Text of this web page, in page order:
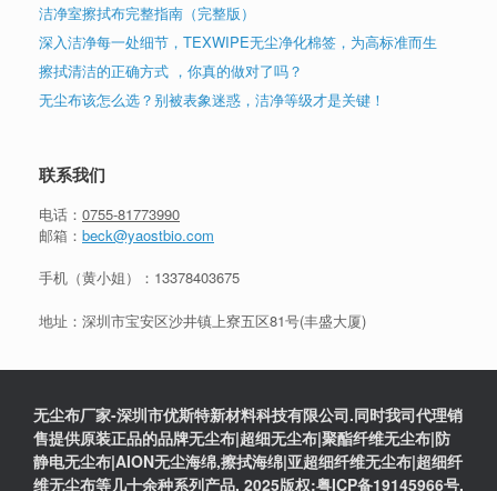
洁净室擦拭布完整指南（完整版）
深入洁净每一处细节，TEXWIPE无尘净化棉签，为高标准而生
擦拭清洁的正确方式 ，你真的做对了吗？
无尘布该怎么选？别被表象迷惑，洁净等级才是关键！
联系我们
电话： 0755-81773990
邮箱： beck@yaostbio.com
手机（黄小姐）： 13378403675
地址：深圳市宝安区沙井镇上寮五区81号(丰盛大厦)
无尘布厂家-深圳市优斯特新材料科技有限公司.同时我司代理销
售提供原装正品的品牌无尘布|超细无尘布|聚酯纤维无尘布|防
静电无尘布|AION无尘海绵,擦拭海绵|亚超细纤维无尘布|超细纤
维无尘布等几十余种系列产品. 2025版权:粤ICP备19145966号.